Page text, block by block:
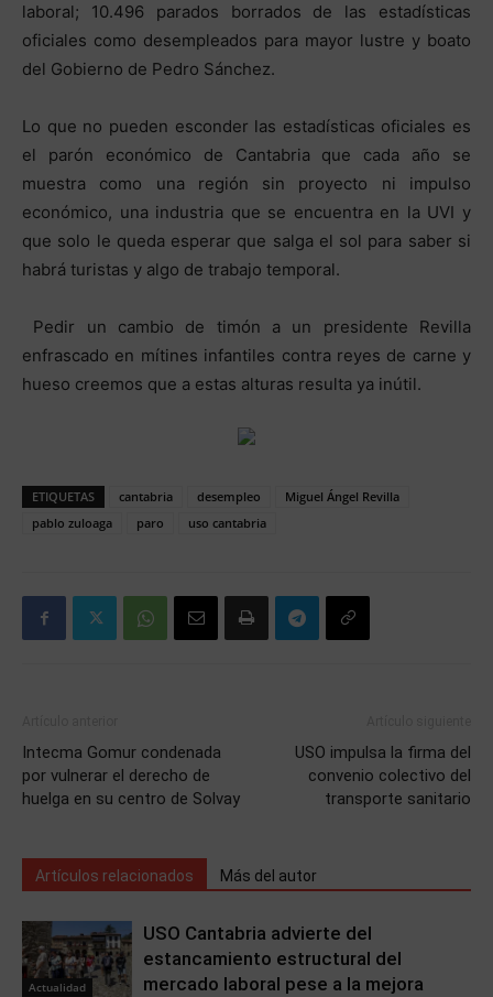
laboral; 10.496 parados borrados de las estadísticas
oficiales como desempleados para mayor lustre y boato
del Gobierno de Pedro Sánchez.
Lo que no pueden esconder las estadísticas oficiales es
el parón económico de Cantabria que cada año se
muestra como una región sin proyecto ni impulso
económico, una industria que se encuentra en la UVI y
que solo le queda esperar que salga el sol para saber si
habrá turistas y algo de trabajo temporal.
Pedir un cambio de timón a un presidente Revilla
enfrascado en mítines infantiles contra reyes de carne y
hueso creemos que a estas alturas resulta ya inútil.
ETIQUETAS cantabria desempleo
Miguel Ángel Revilla
pablo zuloaga
paro uso cantabria
Intecma Gomur condenada
por vulnerar el derecho de
huelga en su centro de Solvay
USO impulsa la firma del
convenio colectivo del
transporte sanitario
Artículos relacionados Más del autor
Actualidad
USO Cantabria advierte del
estancamiento estructural del
mercado laboral pese a la mejora